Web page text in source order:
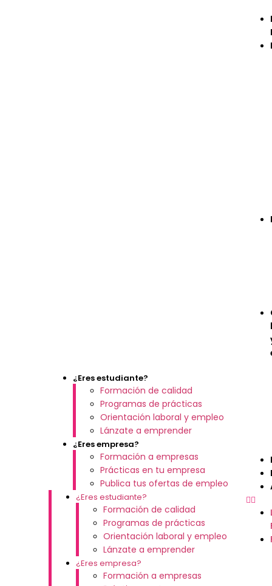
¿Eres estudiante?
Formación de calidad
Programas de prácticas
Orientación laboral y empleo
Lánzate a emprender
¿Eres empresa?
Formación a empresas
Prácticas en tu empresa
Publica tus ofertas de empleo
¿Eres estudiante?
Formación de calidad
Programas de prácticas
Orientación laboral y empleo
Lánzate a emprender
¿Eres empresa?
Formación a empresas